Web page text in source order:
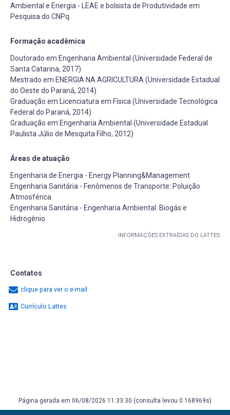
Ambiental e Energia - LEAE e bolsista de Produtividade em
Pesquisa do CNPq.
Formação acadêmica
Doutorado em Engenharia Ambiental (Universidade Federal de
Santa Catarina, 2017)
Mestrado em ENERGIA NA AGRICULTURA (Universidade Estadual
do Oeste do Paraná, 2014)
Graduação em Licenciatura em Física (Universidade Tecnológica
Federal do Paraná, 2014)
Graduação em Engenharia Ambiental (Universidade Estadual
Paulista Júlio de Mesquita Filho, 2012)
Áreas de atuação
Engenharia de Energia - Energy Planning&Management
Engenharia Sanitária - Fenômenos de Transporte: Poluição
Atmosférica
Engenharia Sanitária - Engenharia Ambiental: Biogás e
Hidrogênio
INFORMAÇÕES EXTRAÍDAS DO LATTES
Contatos
clique para ver o e-mail
Currículo Lattes
Página gerada em 06/08/2026 11:33:30 (consulta levou 0.168969s)